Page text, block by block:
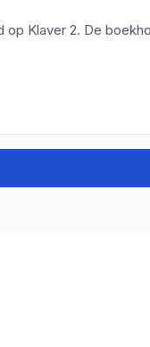
Klaver 2. De